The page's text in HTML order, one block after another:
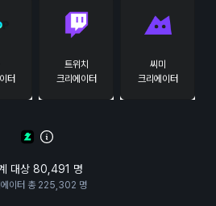
터
트위치
크리에이터
씨미
크리에이터
대상 80,491 명
이터 총 225,302 명